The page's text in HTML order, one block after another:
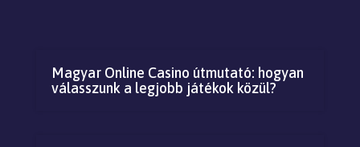
Magyar Online Casino útmutató: hogyan
válasszunk a legjobb játékok közül?